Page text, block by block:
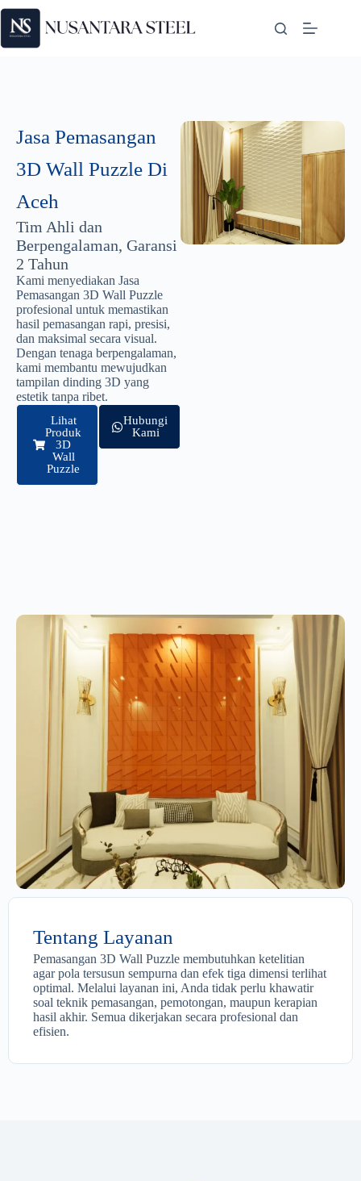
Jasa Pemasangan
3D Wall Puzzle Di
Aceh
Tim Ahli dan
Berpengalaman, Garansi
2 Tahun
Kami menyediakan Jasa
Pemasangan 3D Wall Puzzle
profesional untuk memastikan
hasil pemasangan rapi, presisi,
dan maksimal secara visual.
Dengan tenaga berpengalaman,
kami membantu mewujudkan
tampilan dinding 3D yang
estetik tanpa ribet.
Lihat
Produk
3D
Wall
Puzzle
Hubungi
Kami
Tentang Layanan
Pemasangan 3D Wall Puzzle membutuhkan ketelitian
agar pola tersusun sempurna dan efek tiga dimensi terlihat
optimal. Melalui layanan ini, Anda tidak perlu khawatir
soal teknik pemasangan, pemotongan, maupun kerapian
hasil akhir. Semua dikerjakan secara profesional dan
efisien.